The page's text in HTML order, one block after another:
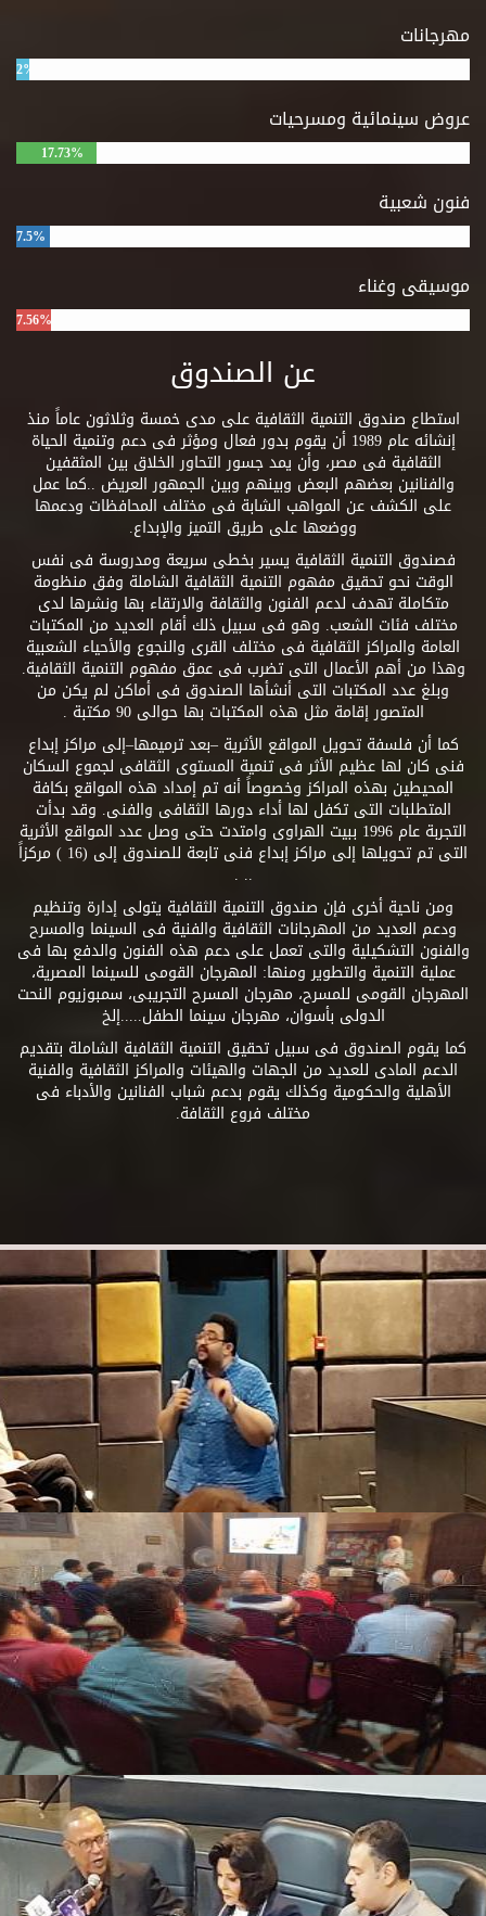
مهرجانات
2%
عروض سينمائية ومسرحيات
17.73%
فنون شعبية
7.5%
موسيقى وغناء
7.56%
عن الصندوق
استطاع صندوق التنمية الثقافية على مدى خمسة وثلاثون عاماً منذ
إنشائه عام 1989 أن يقوم بدور فعال ومؤثر فى دعم وتنمية الحياة
الثقافية فى مصر، وأن يمد جسور التحاور الخلاق بين المثقفين
والفنانين بعضهم البعض وبينهم وبين الجمهور العريض ..كما عمل
على الكشف عن المواهب الشابة فى مختلف المحافظات ودعمها
ووضعها على طريق التميز والإبداع.
فصندوق التنمية الثقافية يسير بخطى سريعة ومدروسة فى نفس
الوقت نحو تحقيق مفهوم التنمية الثقافية الشاملة وفق منظومة
متكاملة تهدف لدعم الفنون والثقافة والارتقاء بها ونشرها لدى
مختلف فئات الشعب. وهو فى سبيل ذلك أقام العديد من المكتبات
العامة والمراكز الثقافية فى مختلف القرى والنجوع والأحياء الشعبية
وهذا من أهم الأعمال التى تضرب فى عمق مفهوم التنمية الثقافية.
وبلغ عدد المكتبات التى أنشأها الصندوق فى أماكن لم يكن من
المتصور إقامة مثل هذه المكتبات بها حوالى 90 مكتبة .
كما أن فلسفة تحويل المواقع الأثرية –بعد ترميمها–إلى مراكز إبداع
فنى كان لها عظيم الأثر فى تنمية المستوى الثقافى لجموع السكان
المحيطين بهذه المراكز وخصوصاً أنه تم إمداد هذه المواقع بكافة
المتطلبات التى تكفل لها أداء دورها الثقافى والفنى. وقد بدأت
التجربة عام 1996 ببيت الهراوى وامتدت حتى وصل عدد المواقع الأثرية
التى تم تحويلها إلى مراكز إبداع فنى تابعة للصندوق إلى (16 ) مركزاً
.. .
ومن ناحية أخرى فإن صندوق التنمية الثقافية يتولى إدارة وتنظيم
ودعم العديد من المهرجانات الثقافية والفنية فى السينما والمسرح
والفنون التشكيلية والتى تعمل على دعم هذه الفنون والدفع بها فى
عملية التنمية والتطوير ومنها: المهرجان القومى للسينما المصرية،
المهرجان القومى للمسرح، مهرجان المسرح التجريبى، سمبوزيوم النحت
الدولى بأسوان، مهرجان سينما الطفل.....إلخ
كما يقوم الصندوق فى سبيل تحقيق التنمية الثقافية الشاملة بتقديم
الدعم المادى للعديد من الجهات والهيئات والمراكز الثقافية والفنية
الأهلية والحكومية وكذلك يقوم بدعم شباب الفنانين والأدباء فى
مختلف فروع الثقافة.